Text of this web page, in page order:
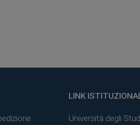
LINK
Università degli